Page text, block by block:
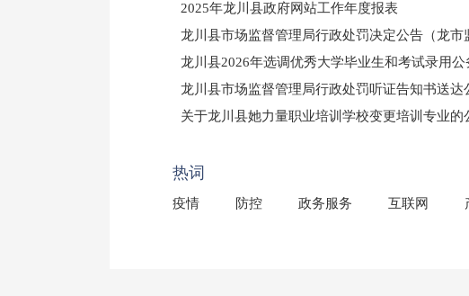
2025年龙川县政府网站工作年度报表
龙川县市场监督管理局行政处罚决定公告（龙市
龙川县2026年选调优秀大学毕业生和考试录用公
龙川县市场监督管理局行政处罚听证告知书送达
（龙市监罚送告〔2026〕71号）
关于龙川县她力量职业培训学校变更培训专业的
热词
疫情 防控 政务服务 互联网